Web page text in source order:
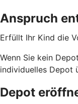
Anspruch
Erfüllt Ihr Kind die
Wenn Sie kein
individuelles Depot
Depot